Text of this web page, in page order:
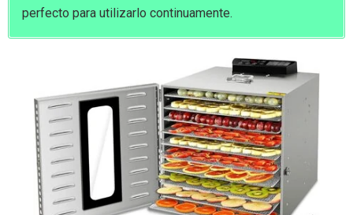
perfecto para utilizarlo continuamente.